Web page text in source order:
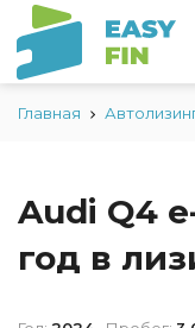
Главная
Audi Q4
год в